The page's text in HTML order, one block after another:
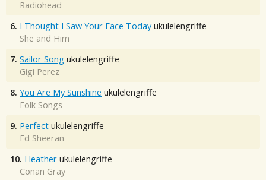
Radiohead
6. I Thought I Saw Your Face Today ukulelengriffe
She and Him
7. Sailor Song ukulelengriffe
Gigi Perez
8. You Are My Sunshine ukulelengriffe
Folk Songs
9. Perfect ukulelengriffe
Ed Sheeran
10. Heather ukulelengriffe
Conan Gray